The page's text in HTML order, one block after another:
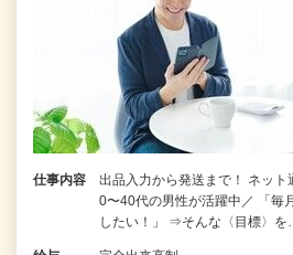
仕事内容
出品入力から発送まで！ ネッ
0〜40代の男性が活躍中／ 「毎
したい！」 ⇒そんな〈目標〉